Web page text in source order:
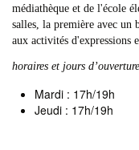
médiathèque et de l'école
salles, la première avec un
aux activités d'expressions
horaires et jours d’ouverture
Mardi : 17h/19h
Jeudi : 17h/19h